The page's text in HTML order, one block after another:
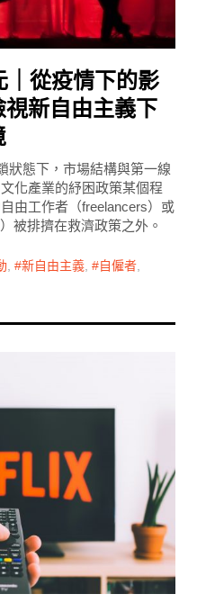
｜從疫情下的影
新自由主義下
狀態下，市場結構與第一線
化產業的紓困政策某個程
由工作者（freelancers）或
被排擠在救濟政策之外。
, 新自由主義 , 自僱者